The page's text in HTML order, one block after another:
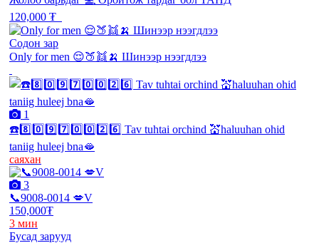
120,000 ₮
Содон зар
Only for men 😌🍑👯🍌 Шинээр нээгдлээ
1
☎️8️⃣0️⃣9️⃣7️⃣0️⃣0️⃣2️⃣6️⃣ Tav tuhtai orchind 💒haluuhan ohid
taniig huleej bna🫦
саяхан
3
📞9008-0014 💋V
150,000₮
3 мин
Бусад зарууд